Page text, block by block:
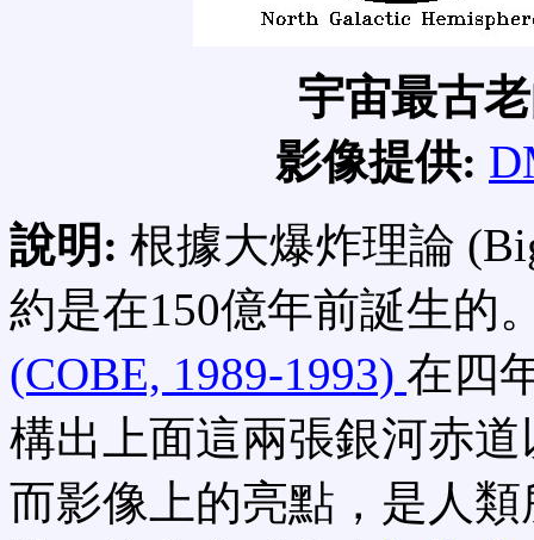
宇宙最古
影像提供:
說明: 根據大爆炸理論
約是在150億年前誕生的
(COBE, 1989-1993) 在四
構出上面這兩張銀河赤
而影像上的亮點，是人